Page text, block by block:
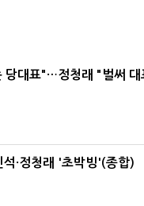
당대표"…정청래 "벌써 대
·정청래 '초박빙'(종합)